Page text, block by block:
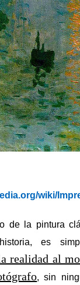
wiki/
de la pintura
es
realidad al
, sin